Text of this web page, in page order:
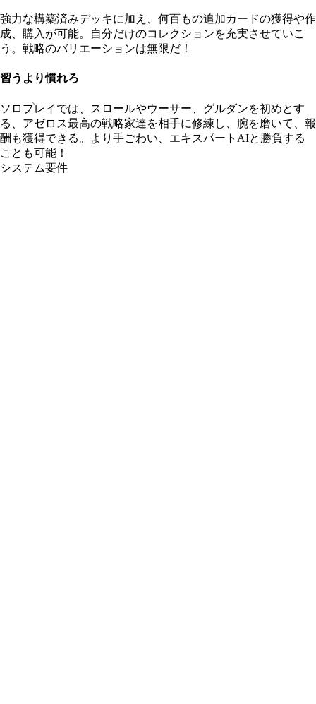
強力な構築済みデッキに加え、何百もの追加カードの獲得や作
成、購入が可能。自分だけのコレクションを充実させていこ
う。戦略のバリエーションは無限だ！
習うより慣れろ
ソロプレイでは、スロールやウーサー、グルダンを初めとす
る、アゼロス最高の戦略家達を相手に修練し、腕を磨いて、報
酬も獲得できる。より手ごわい、エキスパートAIと勝負する
ことも可能！
システム要件